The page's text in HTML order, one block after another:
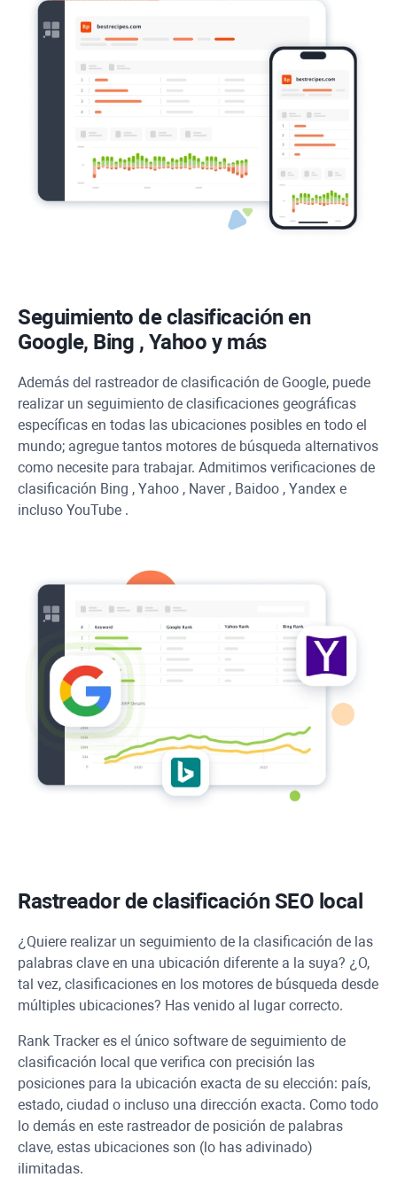
Seguimiento de clasificación en
Google, Bing , Yahoo y más
Además del rastreador de clasificación de Google, puede
realizar un seguimiento de clasificaciones geográficas
específicas en todas las ubicaciones posibles en todo el
mundo; agregue tantos motores de búsqueda alternativos
como necesite para trabajar. Admitimos verificaciones de
clasificación Bing , Yahoo , Naver, Baidoo , Yandex e
incluso YouTube .
Rastreador de clasificación SEO local
¿Quiere realizar un seguimiento de la clasificación de las
palabras clave en una ubicación diferente a la suya? ¿O,
tal vez, clasificaciones en los motores de búsqueda desde
múltiples ubicaciones? Has venido al lugar correcto.
Rank Trackeres el único software de seguimiento de
clasificación local que verifica con precisión las
posiciones para la ubicación exacta de su elección: país,
estado, ciudad o incluso una dirección exacta. Como todo
lo demás en este rastreador de posición de palabras
clave, estas ubicaciones son (lo has adivinado)
ilimitadas.